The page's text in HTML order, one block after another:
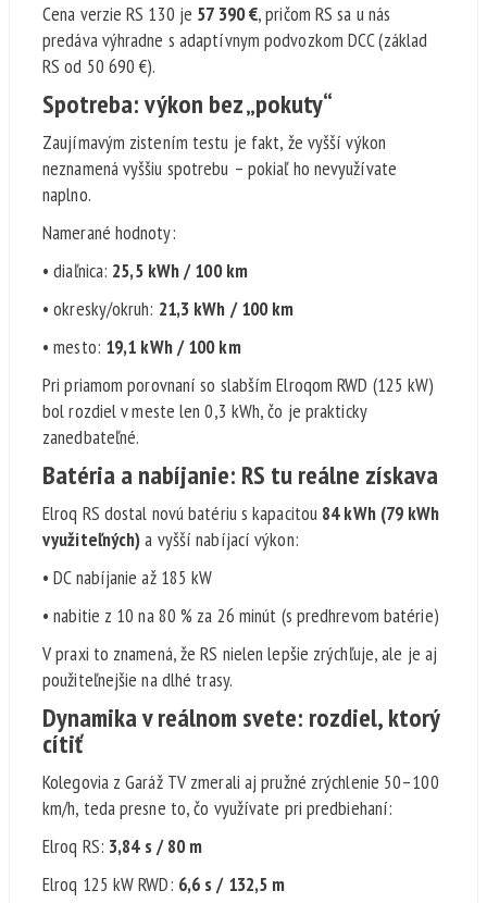
Cena verzie RS 130 je 57 390 €, pričom RS sa u nás
predáva výhradne s adaptívnym podvozkom DCC (základ
RS od 50 690 €).
Spotreba: výkon bez „pokuty“
Zaujímavým zistením testu je fakt, že vyšší výkon
neznamená vyššiu spotrebu – pokiaľ ho nevyužívate
naplno.
Namerané hodnoty:
• diaľnica: 25,5 kWh / 100 km
• okresky/okruh: 21,3 kWh / 100 km
• mesto: 19,1 kWh / 100 km
Pri priamom porovnaní so slabším Elroqom RWD (125 kW)
bol rozdiel v meste len 0,3 kWh, čo je prakticky
zanedbateľné.
Batéria a nabíjanie: RS tu reálne získava
Elroq RS dostal novú batériu s kapacitou 84 kWh (79 kWh
využiteľných)a vyšší nabíjací výkon:
• DC nabíjanie až 185 kW
• nabitie z 10 na 80 % za 26 minút (s predhrevom batérie)
V praxi to znamená, že RS nielen lepšie zrýchľuje, ale je aj
použiteľnejšie na dlhé trasy.
Dynamika v reálnom svete: rozdiel, ktorý
cítiť
Kolegovia z Garáž TV zmerali aj pružné zrýchlenie 50–100
km/h, teda presne to, čo využívate pri predbiehaní:
Elroq RS: 3,84 s / 80 m
Elroq 125 kW RWD: 6,6 s / 132,5 m